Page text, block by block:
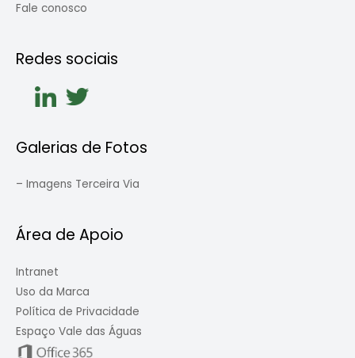
Fale conosco
Redes sociais
Galerias de Fotos
– Imagens Terceira Via
Área de Apoio
Intranet
Uso da Marca
Política de Privacidade
Espaço Vale das Águas